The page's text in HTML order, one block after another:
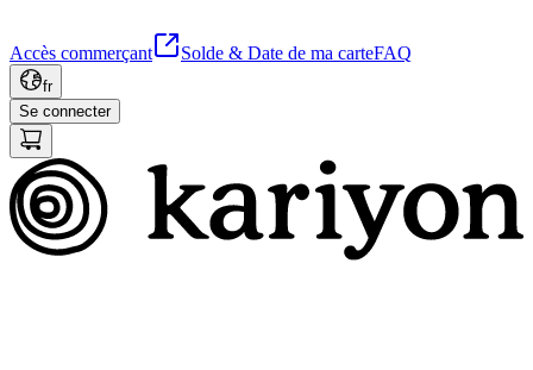
Accès commerçant Solde & Date de ma carteFAQ
fr
Se connecter